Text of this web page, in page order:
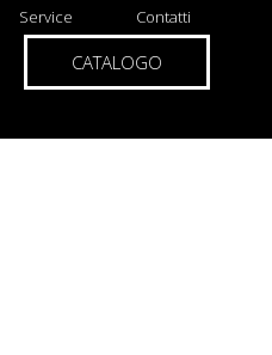
Service
Contatti
CATALOGO